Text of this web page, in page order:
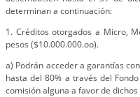
determinan a continuación:
1. Créditos otorgados a Micro,
pesos ($10.000.000.oo).
a) Podrán acceder a garantías
hasta del 80% a través del
comisión alguna a favor de